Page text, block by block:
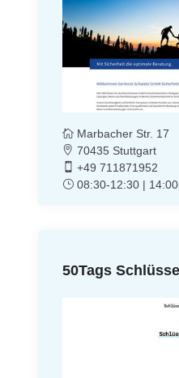
Marbacher Str. 17
70435 Stuttgart
+49 711871952
08:30-12:30 |
50Tags